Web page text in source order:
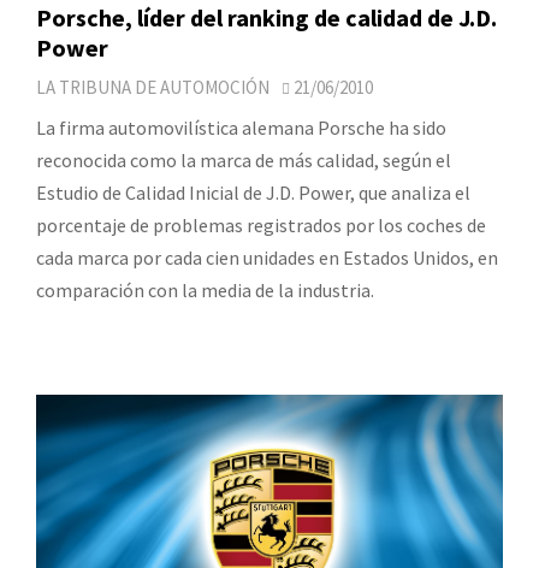
Porsche, líder del ranking de calidad de J.D.
Power
LA TRIBUNA DE AUTOMOCIÓN 21/06/2010
La firma automovilística alemana Porsche ha sido
reconocida como la marca de más calidad, según el
Estudio de Calidad Inicial de J.D. Power, que analiza el
porcentaje de problemas registrados por los coches de
cada marca por cada cien unidades en Estados Unidos, en
comparación con la media de la industria.